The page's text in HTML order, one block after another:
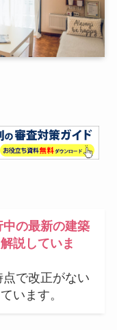
の最新の建築
説していま
で改正がない
います。